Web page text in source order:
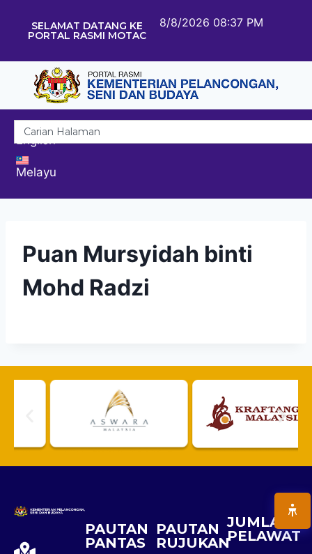
SELAMAT DATANG KE
PORTAL RASMI MOTAC
8/8/2026 08:37 PM
English
Melayu
Puan Mursyidah binti
Mohd Radzi
PAUTAN
PANTAS
PAUTAN
RUJUKAN
JUMLAH
PELAWAT